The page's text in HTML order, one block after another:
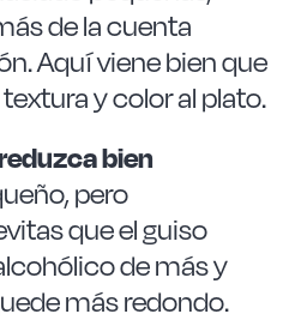
de la cuenta
Aquí viene bien que
y color al plato.
bien
pero
que el guiso
de más y
más redondo.